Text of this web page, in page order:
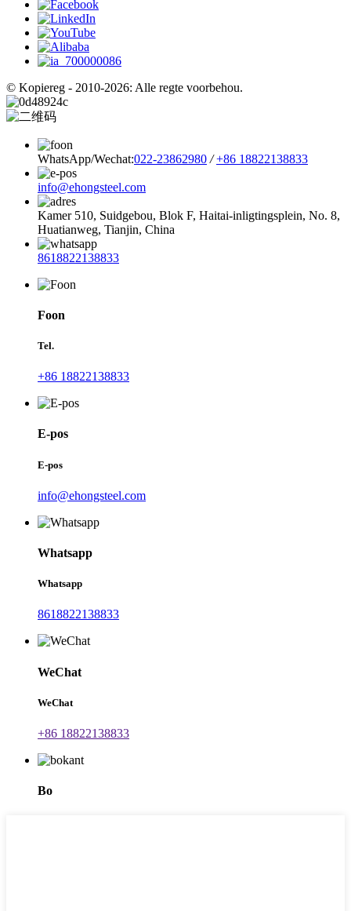
© Kopiereg - 2010-2026: Alle regte voorbehou.
WhatsApp/Wechat:022-23862980 / +86 18822138833
info@ehongsteel.com
Kamer 510, Suidgebou, Blok F, Haitai-inligtingsplein, No. 8,
Huatianweg, Tianjin, China
8618822138833
Foon
Tel.
+86 18822138833
E-pos
E-pos
info@ehongsteel.com
Whatsapp
Whatsapp
8618822138833
WeChat
WeChat
+86 18822138833
Bo